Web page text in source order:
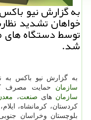
به گزارش نیو
خواهان تشدید
شد.
به گزارش نیو باكس به
سازمان حمایت مصرف
سازمان های صنعت،
كردستان، كرمانشاه،
بلوچستان وخراسان